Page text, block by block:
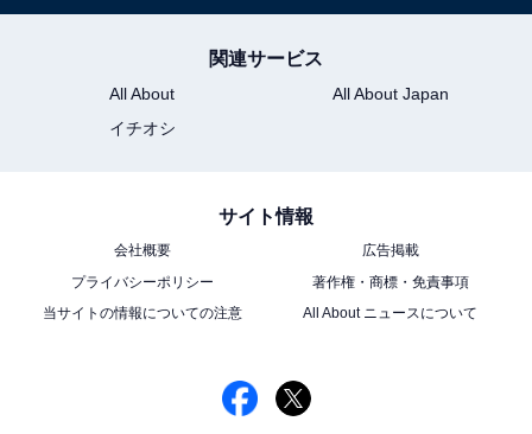
関連サービス
All About
All About Japan
イチオシ
サイト情報
会社概要
広告掲載
プライバシーポリシー
著作権・商標・免責事項
当サイトの情報についての注意
All About ニュースについて